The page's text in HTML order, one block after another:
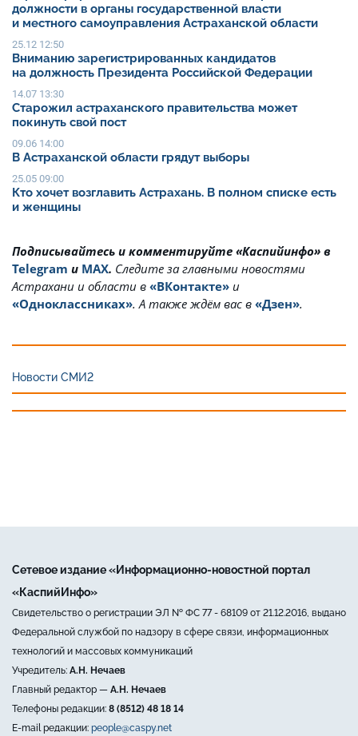
должности в органы государственной власти
и местного самоуправления Астраханской области
25.12 12:50
Вниманию зарегистрированных кандидатов
на должность Президента Российской Федерации
14.07 13:30
Старожил астраханского правительства может
покинуть свой пост
09.06 14:00
В Астраханской области грядут выборы
25.05 09:00
Кто хочет возглавить Астрахань. В полном списке есть
и женщины
Подписывайтесь и комментируйте «Каспийинфо» в
Telegram и MAX. Cледите за главными новостями
Астрахани и области в «ВКонтакте» и
«Одноклассниках». А также ждём вас в «Дзен».
Новости СМИ2
Сетевое издание «Информационно-новостной портал
«КаспийИнфо»
Свидетельство о регистрации ЭЛ № ФС 77 - 68109 от 21.12.2016, выдано
Федеральной службой по надзору в сфере связи, информационных
технологий и массовых коммуникаций
Учредитель: А.Н. Нечаев
Главный редактор — А.Н. Нечаев
Телефоны редакции: 8 (8512) 48 18 14
E-mail редакции: people@caspy.net